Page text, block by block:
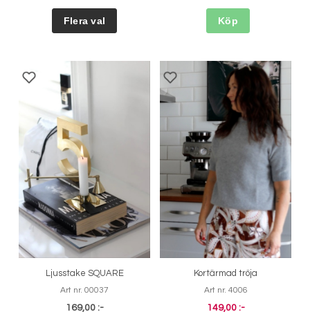
Köp
Ljusstake SQUARE
Art nr. 00037
169,00 :-
Kortärmad tröja
Art nr. 4006
149,00 :-